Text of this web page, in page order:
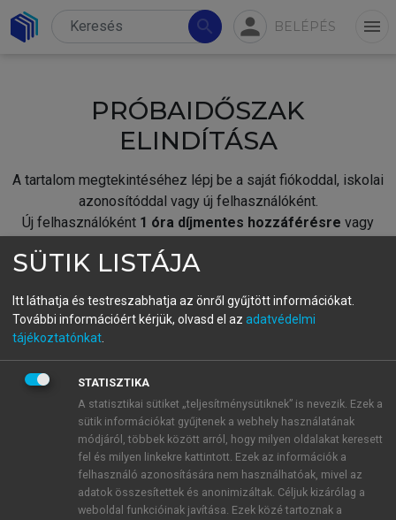
search person BELÉPÉS menu
PRÓBAIDŐSZAK
ELINDÍTÁSA
A tartalom megtekintéséhez lépj be a saját fiókoddal, iskolai
azonosítóddal vagy új felhasználóként.
Új felhasználóként 1 óra díjmentes hozzáférésre vagy
fiókoddal,vagy hozz létre új fiókot.
A regisztráció után apróbaidőszakautomatikusan
BELÉPÉS SAJÁT FIÓKKAL
ÚJ FIÓK LÉTREHOZÁSA
1 óra díjmentes hozzáférés
E-MAIL-CÍM
SÜTIK LISTÁJA
Itt láthatja és testreszabhatja az önről gyűjtött információkat.
További információért kérjük, olvasd el az adatvédelmi
tájékoztatónkat
STATISZTIKA
A statisztikai sütiket „teljesítménysütiknek” is nevezik. Ezek a
sütik információkat gyűjtenek a webhely használatának
módjáról, többek között arról, hogy milyen oldalakat keresett
fel és milyen linkekre kattintott. Ezek az információk a
felhasználó azonosítására nem használhatóak, mivel az
adatok összesítettek és anonimizáltak. Céljuk kizárólag a
weboldal funkcióinak javítása. Ezek közé tartoznak a